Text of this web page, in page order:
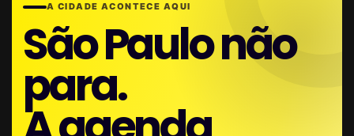
A CIDADE ACONTECE AQUI
São Paulo não
para.